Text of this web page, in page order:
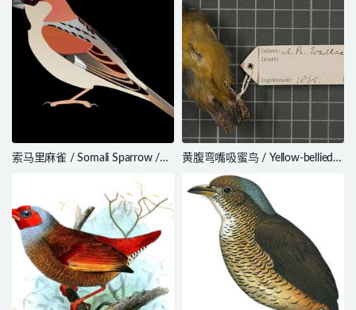
索马里麻雀 / Somali Sparrow /
黄腹弯嘴吸蜜鸟 / Yellow-bellied
novaeguineae